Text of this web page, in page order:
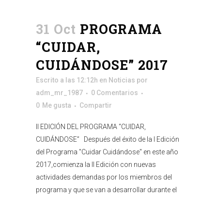
31 Oct PROGRAMA
“CUIDAR,
CUIDÁNDOSE” 2017
Escrito a las 12:12h en Noticias por
adm_mr_1987
0 Comentarios
0 Me gusta Compartir
II EDICIÓN DEL PROGRAMA “CUIDAR,
CUIDÁNDOSE” Después del éxito de la I Edición
del Programa "Cuidar Cuidándose" en este año
2017,comienza la II Edición con nuevas
actividades demandas por los miembros del
programa y que se van a desarrollar durante el